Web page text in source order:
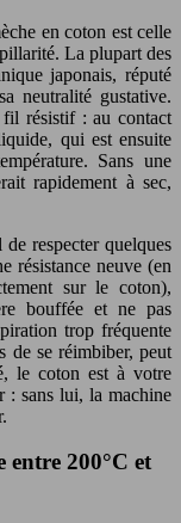
en coton est celle
La plupart des
japonais, réputé
neutralité gustative.
résistif : au contact
qui est ensuite
Sans une
rapidement à sec,
respecter quelques
résistance neuve (en
sur le coton),
bouffée et ne pas
trop fréquente
de se réimbiber, peut
le coton est à votre
: sans lui, la machine
200°C et